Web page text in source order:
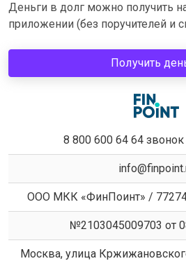
Деньги в долг можно получить
приложении (без поручителей и
Получить
8 800 600 64 64
ООО МКК «ФинПоинт» /
№2103045009703 от
Москва, улица